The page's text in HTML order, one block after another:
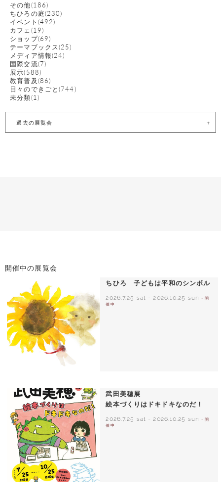
その他(186)
ちひろの庭(230)
イベント(492)
カフェ(19)
ショップ(69)
テーマブックス(25)
メディア情報(24)
国際交流(7)
展示(588)
教育普及(86)
日々のできごと(744)
未分類(1)
過去の展覧会
開催中の展覧会
ちひろ 子どもは平和のシンボル
2026.7.25 sat -2026.10.25 sun
- 開
催中
武田美穂展
絵本づくりはドキドキなのだ！
2026.7.25 sat - 2026.10.25 sun
- 開
催中